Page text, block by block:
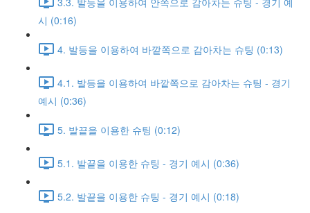
시 (0:16)
4. 발등을 이용하여 바깥쪽으로 감아차는 슈팅 (0:13)
4.1. 발등을 이용하여 바깥쪽으로 감아차는 슈팅 - 경기
예시 (0:36)
5. 발끝을 이용한 슈팅 (0:12)
5.1. 발끝을 이용한 슈팅 - 경기 예시 (0:36)
5.2. 발끝을 이용한 슈팅 - 경기 예시 (0:18)